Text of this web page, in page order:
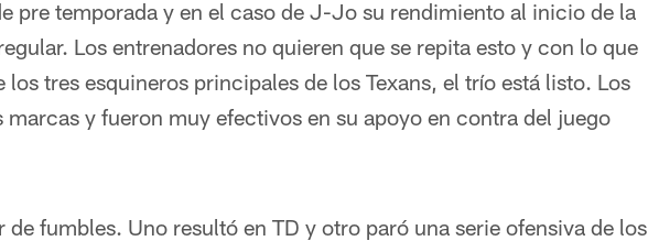
pre temporada y en el caso de J-Jo su rendimiento al inicio de la
Los entrenadores no quieren que se repita esto y con lo que
tres esquineros principales de los Texans, el trío está listo. Los
marcas y fueron muy efectivos en su apoyo en contra del juego
de fumbles. Uno resultó en TD y otro paró una serie ofensiva de los